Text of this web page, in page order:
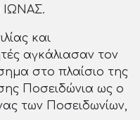
ΙΩΝΑΣ.
και
αγκάλιασαν τον
στο πλαίσιο της
Ποσειδώνια ως ο
των Ποσειδωνίων,